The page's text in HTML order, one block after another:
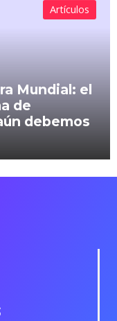
Mundial: el
de
debemos
Artículos